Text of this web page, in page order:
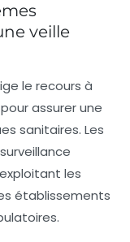
veille
le recours à
assurer une
sanitaires. Les
surveillance
les
établissements